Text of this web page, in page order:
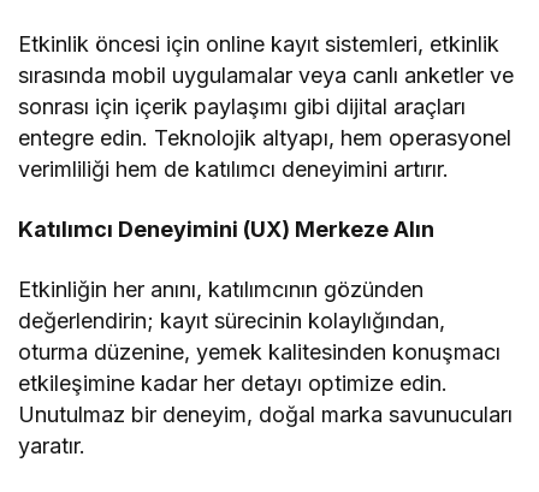
Etkinlik öncesi için online kayıt sistemleri, etkinlik
sırasında mobil uygulamalar veya canlı anketler ve
sonrası için içerik paylaşımı gibi dijital araçları
entegre edin. Teknolojik altyapı, hem operasyonel
verimliliği hem de katılımcı deneyimini artırır.
Katılımcı Deneyimini (UX) Merkeze Alın
Etkinliğin her anını, katılımcının gözünden
değerlendirin; kayıt sürecinin kolaylığından,
oturma düzenine, yemek kalitesinden konuşmacı
etkileşimine kadar her detayı optimize edin.
Unutulmaz bir deneyim, doğal marka savunucuları
yaratır.